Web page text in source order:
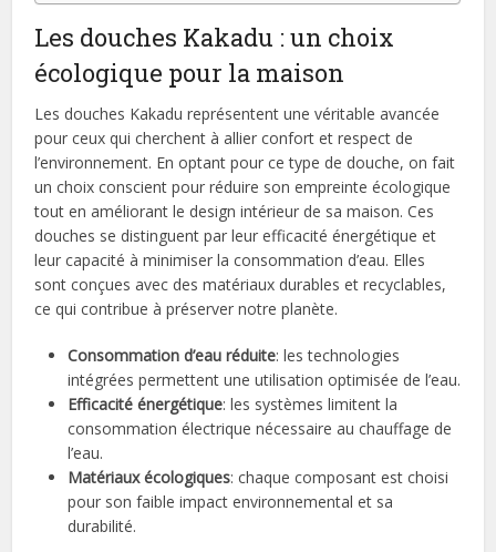
Les douches Kakadu : un choix
écologique pour la maison
Les douches Kakadu représentent une véritable avancée
pour ceux qui cherchent à allier confort et respect de
l’environnement. En optant pour ce type de douche, on fait
un choix conscient pour réduire son empreinte écologique
tout en améliorant le design intérieur de sa maison. Ces
douches se distinguent par leur efficacité énergétique et
leur capacité à minimiser la consommation d’eau. Elles
sont conçues avec des matériaux durables et recyclables,
ce qui contribue à préserver notre planète.
Consommation d’eau réduite: les technologies
intégrées permettent une utilisation optimisée de l’eau.
Efficacité énergétique: les systèmes limitent la
consommation électrique nécessaire au chauffage de
l’eau.
Matériaux écologiques: chaque composant est choisi
pour son faible impact environnemental et sa
durabilité.